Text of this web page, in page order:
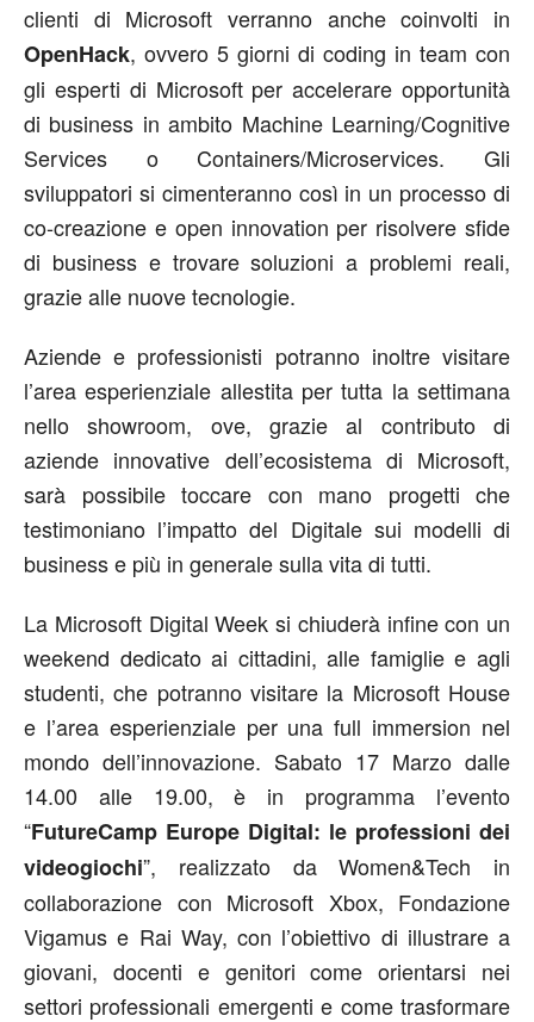
clienti di Microsoft verranno anche coinvolti in
OpenHack, ovvero 5 giorni di coding in team con
gli esperti di Microsoft per accelerare opportunità
di business in ambito Machine Learning/Cognitive
Services o Containers/Microservices. Gli
sviluppatori si cimenteranno così in un processo di
co-creazione e open innovation per risolvere sfide
di business e trovare soluzioni a problemi reali,
grazie alle nuove tecnologie.
Aziende e professionisti potranno inoltre visitare
l’area esperienziale allestita per tutta la settimana
nello showroom, ove, grazie al contributo di
aziende innovative dell’ecosistema di Microsoft,
sarà possibile toccare con mano progetti che
testimoniano l’impatto del Digitale sui modelli di
business e più in generale sulla vita di tutti.
La Microsoft Digital Week si chiuderà infine con un
weekend dedicato ai cittadini, alle famiglie e agli
studenti, che potranno visitare la Microsoft House
e l’area esperienziale per una full immersion nel
mondo dell’innovazione. Sabato 17 Marzo dalle
14.00 alle 19.00, è in programma l’evento
“FutureCamp Europe Digital: le professioni dei
videogiochi”, realizzato da Women&Tech in
collaborazione con Microsoft Xbox, Fondazione
Vigamus e Rai Way, con l’obiettivo di illustrare a
giovani, docenti e genitori come orientarsi nei
settori professionali emergenti e come trasformare